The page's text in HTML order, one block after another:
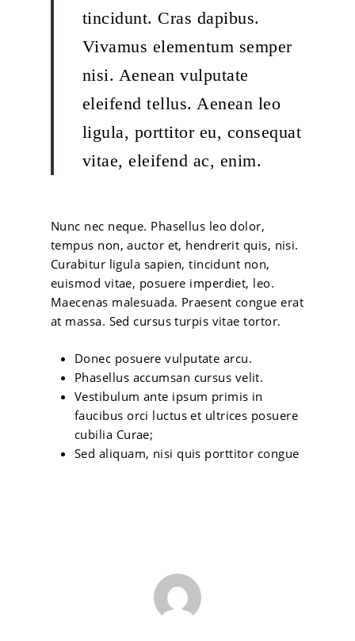
tincidunt. Cras dapibus.
Vivamus elementum semper
nisi. Aenean vulputate
eleifend tellus. Aenean leo
ligula, porttitor eu, consequat
vitae, eleifend ac, enim.
Nunc nec neque. Phasellus leo dolor,
tempus non, auctor et, hendrerit quis, nisi.
Curabitur ligula sapien, tincidunt non,
euismod vitae, posuere imperdiet, leo.
Maecenas malesuada. Praesent congue erat
at massa. Sed cursus turpis vitae tortor.
Donec posuere vulputate arcu.
Phasellus accumsan cursus velit.
Vestibulum ante ipsum primis in
faucibus orci luctus et ultrices posuere
cubilia Curae;
Sed aliquam, nisi quis porttitor congue